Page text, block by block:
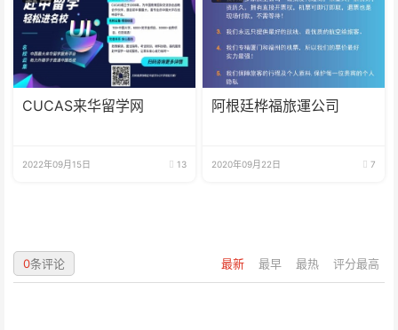
CUCAS来华留学网
2022年09月15日 13
阿根廷桦福旅運公司
2020年09月22日 7
最新 最早 最热 评分最高
0条评论